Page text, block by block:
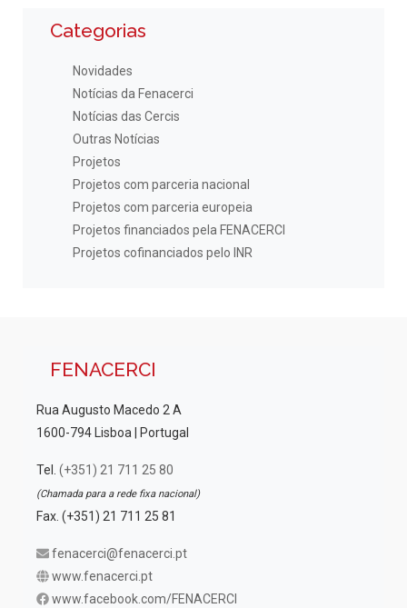
Categorias
Novidades
Notícias da Fenacerci
Notícias das Cercis
Outras Notícias
Projetos
Projetos com parceria nacional
Projetos com parceria europeia
Projetos financiados pela FENACERCI
Projetos cofinanciados pelo INR
FENACERCI
Rua Augusto Macedo 2 A
1600-794 Lisboa | Portugal
Tel. (+351) 21 711 25 80
(Chamada para a rede fixa nacional)
Fax. (+351) 21 711 25 81
fenacerci@fenacerci.pt
www.fenacerci.pt
www.facebook.com/FENACERCI